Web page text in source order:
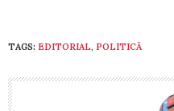
TAGS: EDITORIAL, POLITICĂ